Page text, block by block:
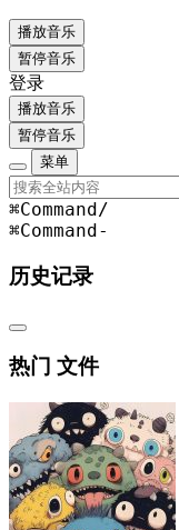
播放音乐
暂停音乐
登录
播放音乐
暂停音乐
菜单
⌘Command /
⌘Command -
历史记录
热门 文件